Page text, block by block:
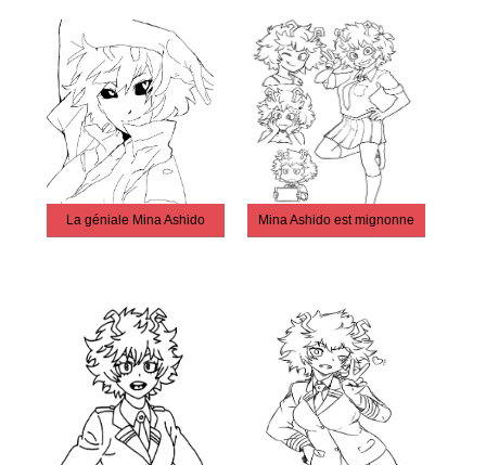
La géniale Mina Ashido Mina Ashido est mignonne